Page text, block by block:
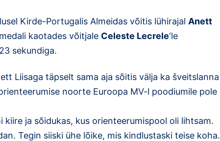
Kirde-Portugalis Almeidas võitis lühirajal Anett
kaotades võitjale Celeste Lecrele‘le
sekundiga.
Liisaga täpselt sama aja sõitis välja ka šveitslanna
noorte Euroopa MV-l poodiumile pole
kiire ja sõidukas, kus orienteerumispool oli lihtsam.
Tegin siiski ühe lõike, mis kindlustaski teise koha.